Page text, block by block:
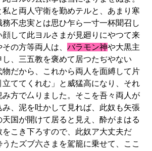
と両人守衛を勤めテルと、あまり寒
務不忠実とは思ひ乍ら一寸一杯聞召し
して此ヨルさまが見廻りにやつて来
の方等両人は、 バラモン神や大黒主
、三五教を褒めて居つたぢやない
だから、これから両人を面縛して片
立ててくれむ」と威猛高になり、それ
み方で厶りました。そこを吾々両人が
み、泥を吐かして見れば、此奴も矢張
国が開けて居ると見え、酔がまはる
をこき下ろすので、此奴ア大丈夫だ
たズブ六さまを駕籠に乗せて、ここ